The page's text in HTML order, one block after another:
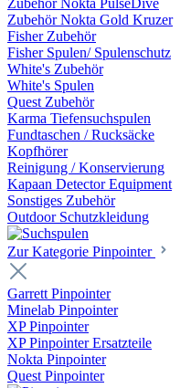
Zubehör Nokta PulseDive
Zubehör Nokta Gold Kruzer
Fisher Zubehör
Fisher Spulen/ Spulenschutz
White's Zubehör
White's Spulen
Quest Zubehör
Karma Tiefensuchspulen
Fundtaschen / Rucksäcke
Kopfhörer
Reinigung / Konservierung
Kapaan Detector Equipment
Sonstiges Zubehör
Outdoor Schutzkleidung
Zur Kategorie Pinpointer
Garrett Pinpointer
Minelab Pinpointer
XP Pinpointer
XP Pinpointer Ersatzteile
Nokta Pinpointer
Quest Pinpointer